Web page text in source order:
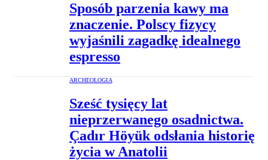
Sposób parzenia kawy ma
znaczenie. Polscy fizycy
wyjaśnili zagadkę idealnego
espresso
ARCHEOLOGIA
Sześć tysięcy lat
nieprzerwanego osadnictwa.
Çadır Höyük odsłania historię
życia w Anatolii